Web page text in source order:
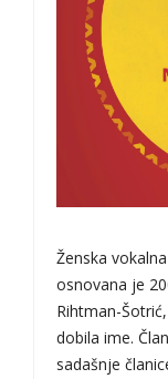
Ženska
osnovana je
Rihtman-
dobila ime.
sadašnje